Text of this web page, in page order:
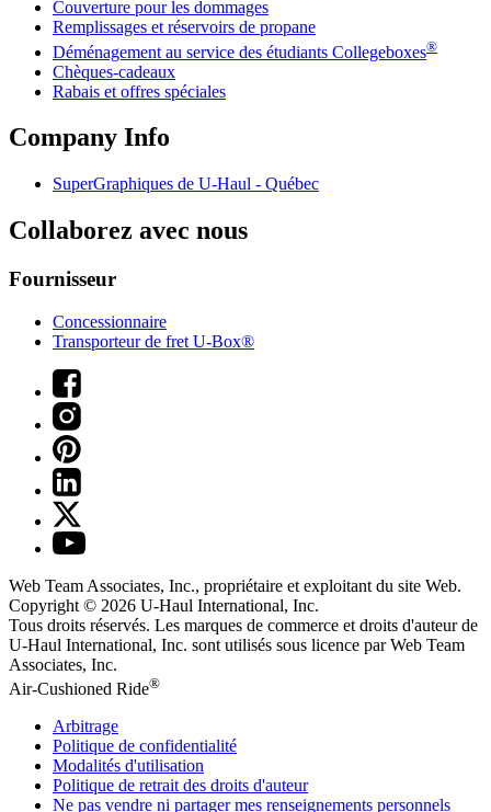
Couverture pour les dommages
Remplissages et réservoirs de propane
Déménagement au service des étudiants Collegeboxes®
Chèques-cadeaux
Rabais et offres spéciales
Company Info
SuperGraphiques de U-Haul - Québec
Collaborez avec nous
Fournisseur
Concessionnaire
Transporteur de fret U-Box®
Web Team Associates, Inc., propriétaire et exploitant du site Web.
Copyright © 2026 U-Haul International, Inc.
Tous droits réservés. Les marques de commerce et droits d'auteur de
U-Haul International, Inc. sont utilisés sous licence par Web Team
Associates, Inc.
Air-Cushioned Ride®
Arbitrage
Politique de confidentialité
Modalités d'utilisation
Politique de retrait des droits d'auteur
Ne pas vendre ni partager mes renseignements personnels